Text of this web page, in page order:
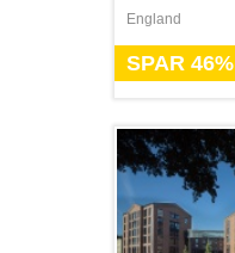
England
SPAR 46%